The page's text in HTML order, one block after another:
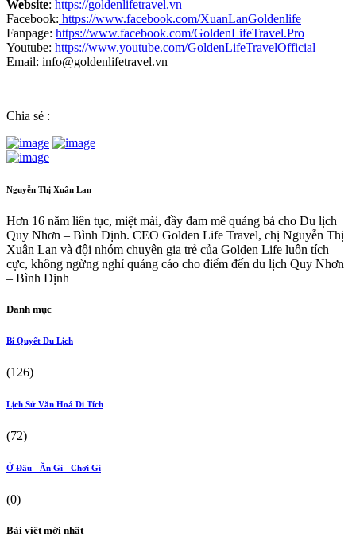
Website: https://goldenlifetravel.vn
Facebook: https://www.facebook.com/XuanLanGoldenlife
Fanpage: https://www.facebook.com/GoldenLifeTravel.Pro
Youtube: https://www.youtube.com/GoldenLifeTravelOfficial
Email: info@goldenlifetravel.vn
Chia sẻ :
Nguyễn Thị Xuân Lan
Hơn 16 năm liên tục, miệt mài, đầy đam mê quảng bá cho Du lịch
Quy Nhơn – Bình Định. CEO Golden Life Travel, chị Nguyễn Thị
Xuân Lan và đội nhóm chuyên gia trẻ của Golden Life luôn tích
cực, không ngừng nghỉ quảng cáo cho điểm đến du lịch Quy Nhơn
– Bình Định
Danh mục
Bí Quyết Du Lịch
(126)
Lịch Sử Văn Hoá Di Tích
(72)
Ở Đâu - Ăn Gì - Chơi Gì
(0)
Bài viết mới nhất